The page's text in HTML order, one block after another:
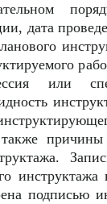
дата
или
причины
инструктажа
подписью